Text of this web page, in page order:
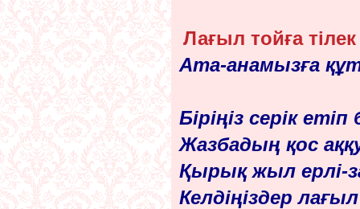
Лағыл тойға тілек
Ата-анамызға
Біріңіз серік етіп
Жазбадың қос
Қырық жыл ерлі-
Келдіңіздерлағыл